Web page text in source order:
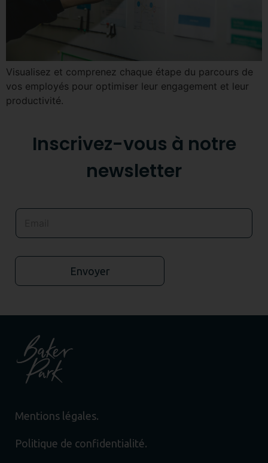
Visualisez et comprenez chaque étape du parcours de
vos employés pour optimiser leur engagement et leur
productivité.
Inscrivez-vous à notre
newsletter
Envoyer
Mentions légales.
Politique de confidentialité.